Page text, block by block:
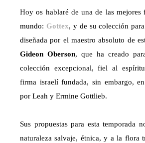
Hoy os hablaré de una de las mejores
mundo: Gottex, y de su colección
diseñada por el maestro absoluto de
Gideon Oberson, que ha creado
colección excepcional, fiel al
firma israelí fundada, sin embargo,
por Leah y Ermine Gottlieb.
Sus propuestas para esta temporada
naturaleza salvaje, étnica, y a la flora